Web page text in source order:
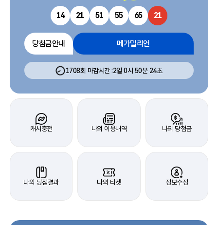
14 21 51 55 65 21
당첨금안내 메가밀리언
1708회 마감시간:2일 0시 50분 24초
캐시충전 나의 이용내역 나의 당첨금
나의 당첨결과 나의 티켓 정보수정